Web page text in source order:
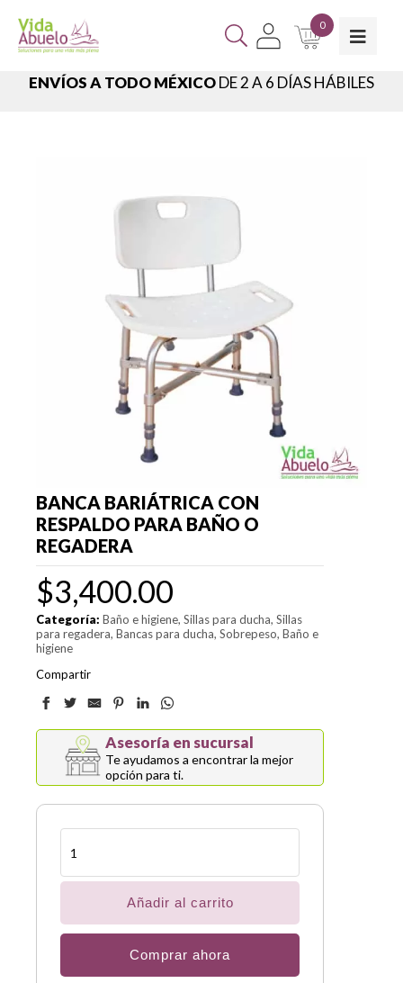
0
ENVÍOS A TODO MÉXICODE 2 A 6 DÍAS HÁBILES
BANCA BARIÁTRICA CON
RESPALDO PARA BAÑO O
REGADERA
$3,400.00
Categoría: Baño e higiene Sillas para ducha Sillas
para regadera Bancas para ducha Sobrepeso Baño e
higiene
Compartir
Asesoría en sucursal
Te ayudamos a encontrar la mejor
opción para ti.
Banca
bariátrica
respaldo
o
Añadir al carrito
Comprar ahora